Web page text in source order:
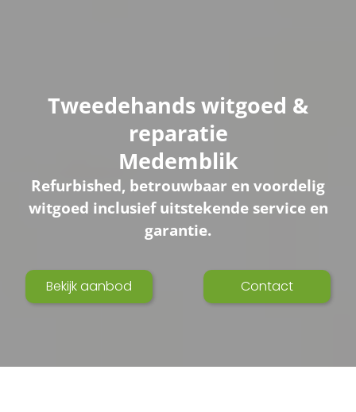
Tweedehands witgoed &
reparatie
Medemblik
Refurbished, betrouwbaar en voordelig
witgoed inclusief uitstekende service en
garantie.
Bekijk aanbod Contact